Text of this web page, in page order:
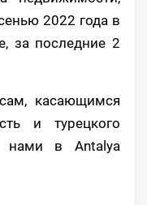
2022 года в
за последние 2
касающимся
и турецкого
нами в Antalya